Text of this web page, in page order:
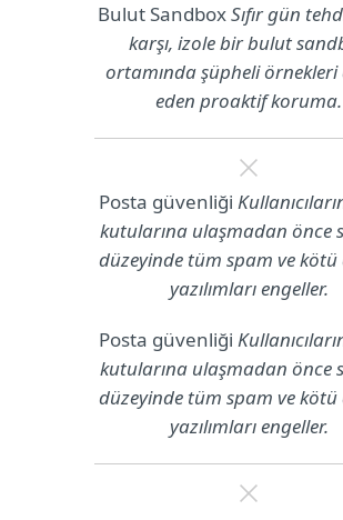
Bulut SandboxSıfır gün
karşı, izole bir bulut
ortamında şüpheli
eden proaktif koruma.
Posta güvenliği
kutularına ulaşmadan önce
düzeyinde tüm spam ve kötü
yazılımları engeller.
Posta güvenliği
kutularına ulaşmadan önce
düzeyinde tüm spam ve kötü
yazılımları engeller.